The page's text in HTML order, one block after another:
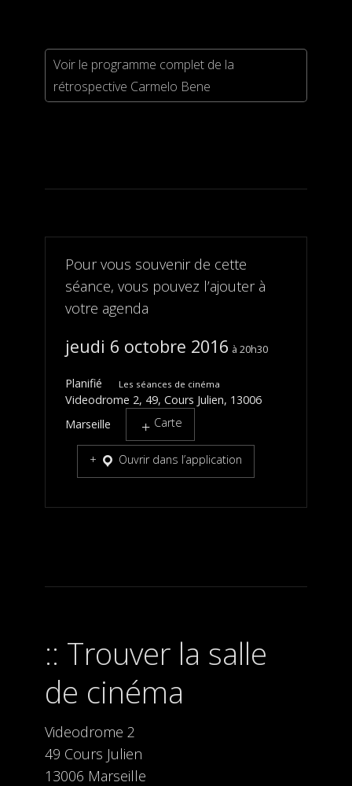
Voir le programme complet de la
rétrospective Carmelo Bene
Pour vous souvenir de cette
séance, vous pouvez l’ajouter à
votre agenda
jeudi 6 octobre 2016 20h30
Planifié Les séances de cinéma
Videodrome 2, 49, Cours Julien, 13006
Marseille
Carte
Ouvrir dans l’application
Trouver la salle
de cinéma
Videodrome 2
49 Cours Julien
13006 Marseille